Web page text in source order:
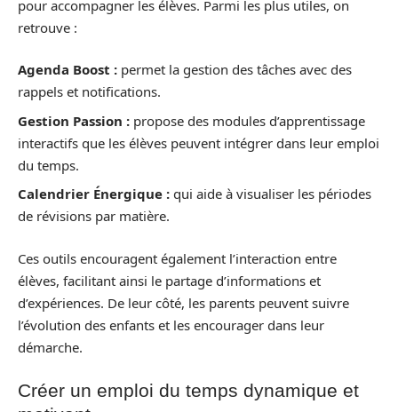
pour accompagner les élèves. Parmi les plus utiles, on
retrouve :
Agenda Boost : permet la gestion des tâches avec des
rappels et notifications.
Gestion Passion : propose des modules d’apprentissage
interactifs que les élèves peuvent intégrer dans leur emploi
du temps.
Calendrier Énergique : qui aide à visualiser les périodes
de révisions par matière.
Ces outils encouragent également l’interaction entre
élèves, facilitant ainsi le partage d’informations et
d’expériences. De leur côté, les parents peuvent suivre
l’évolution des enfants et les encourager dans leur
démarche.
Créer un emploi du temps dynamique et